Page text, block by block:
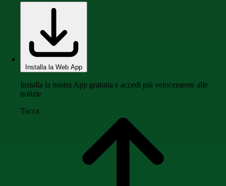
Installa la Web App
Installa la nostra App gratuita e accedi più velocemente alle
notizie
Tocca